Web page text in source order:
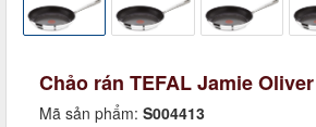
Chảo rán TEFAL Jamie
Mã sản phẩm: S004413